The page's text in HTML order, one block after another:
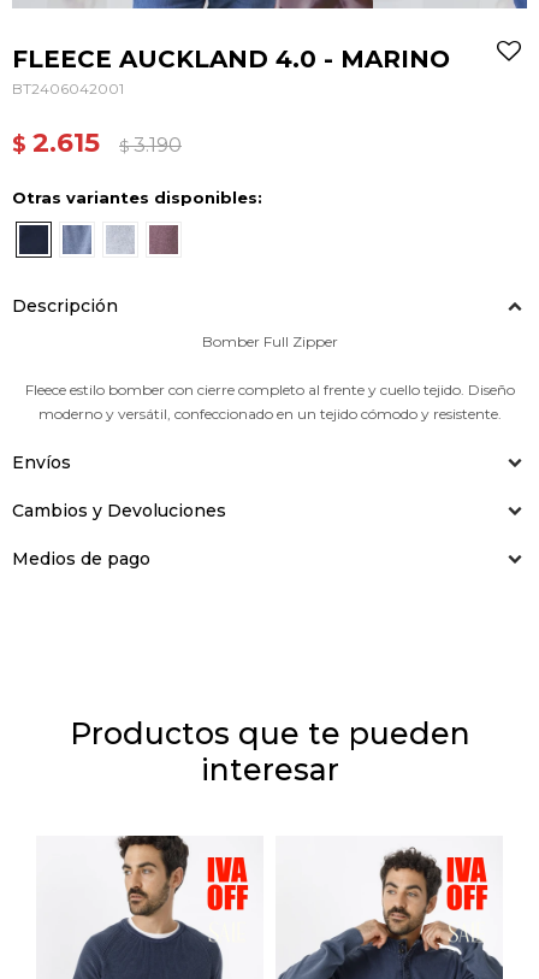
FLEECE AUCKLAND 4.0 - MARINO
BT2406042001
$ 2.615 $ 3.190
Otras variantes disponibles:
Descripción
Bomber Full Zipper
Fleece estilo bomber con cierre completo al frente y cuello tejido. Diseño
moderno y versátil, confeccionado en un tejido cómodo y resistente.
Envíos
Cambios y Devoluciones
Medios de pago
Productos que te pueden
interesar